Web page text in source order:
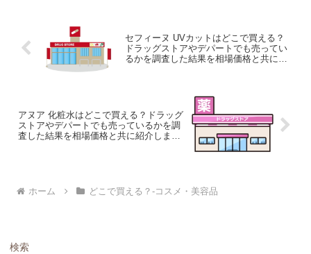
セフィーヌ UVカットはどこで買える？
ドラッグストアやデパートでも売ってい
るかを調査した結果を相場価格と共に紹
アヌア 化粧水はどこで買える？ドラッグ
ストアやデパートでも売っているかを調
査した結果を相場価格と共に紹介しま
ホーム どこで買える？-コスメ・美容品
検索